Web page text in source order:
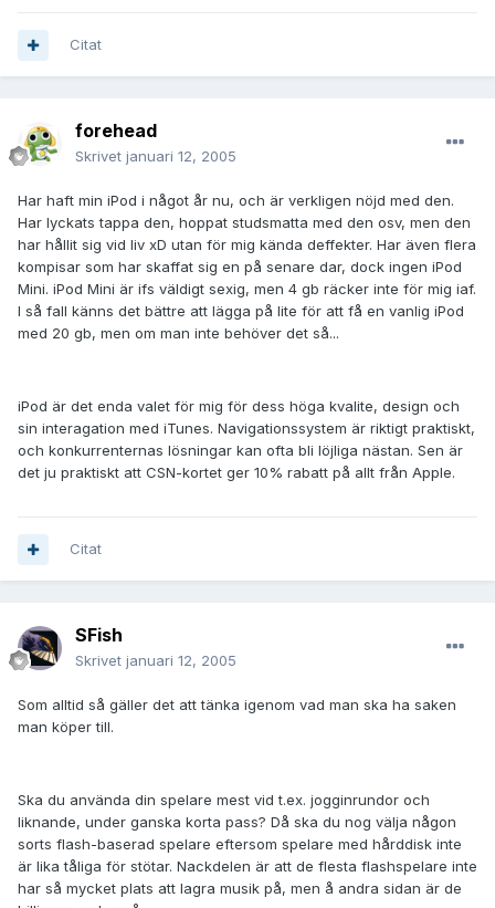
Citat
forehead
Skrivet januari 12, 2005
Har haft min iPod i något år nu, och är verkligen nöjd med den.
Har lyckats tappa den, hoppat studsmatta med den osv, men den
har hållit sig vid liv xD utan för mig kända deffekter. Har även flera
kompisar som har skaffat sig en på senare dar, dock ingen iPod
Mini. iPod Mini är ifs väldigt sexig, men 4 gb räcker inte för mig iaf.
I så fall känns det bättre att lägga på lite för att få en vanlig iPod
med 20 gb, men om man inte behöver det så...
iPod är det enda valet för mig för dess höga kvalite, design och
sin interagation med iTunes. Navigationssystem är riktigt praktiskt,
och konkurrenternas lösningar kan ofta bli löjliga nästan. Sen är
det ju praktiskt att CSN-kortet ger 10% rabatt på allt från Apple.
Citat
SFish
Skrivet januari 12, 2005
Som alltid så gäller det att tänka igenom vad man ska ha saken
man köper till.
Ska du använda din spelare mest vid t.ex. jogginrundor och
liknande, under ganska korta pass? Då ska du nog välja någon
sorts flash-baserad spelare eftersom spelare med hårddisk inte
är lika tåliga för stötar. Nackdelen är att de flesta flashspelare inte
har så mycket plats att lagra musik på, men å andra sidan är de